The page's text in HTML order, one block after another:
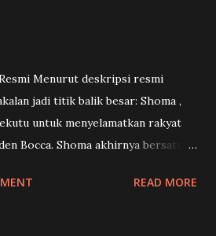
Menurut deskripsi resmi
jadi titik balik besar: Shoma ,
untuk menyelamatkan rakyat
Bocca. Shoma akhirnya bersatu
Form serta penampilan
READ MORE